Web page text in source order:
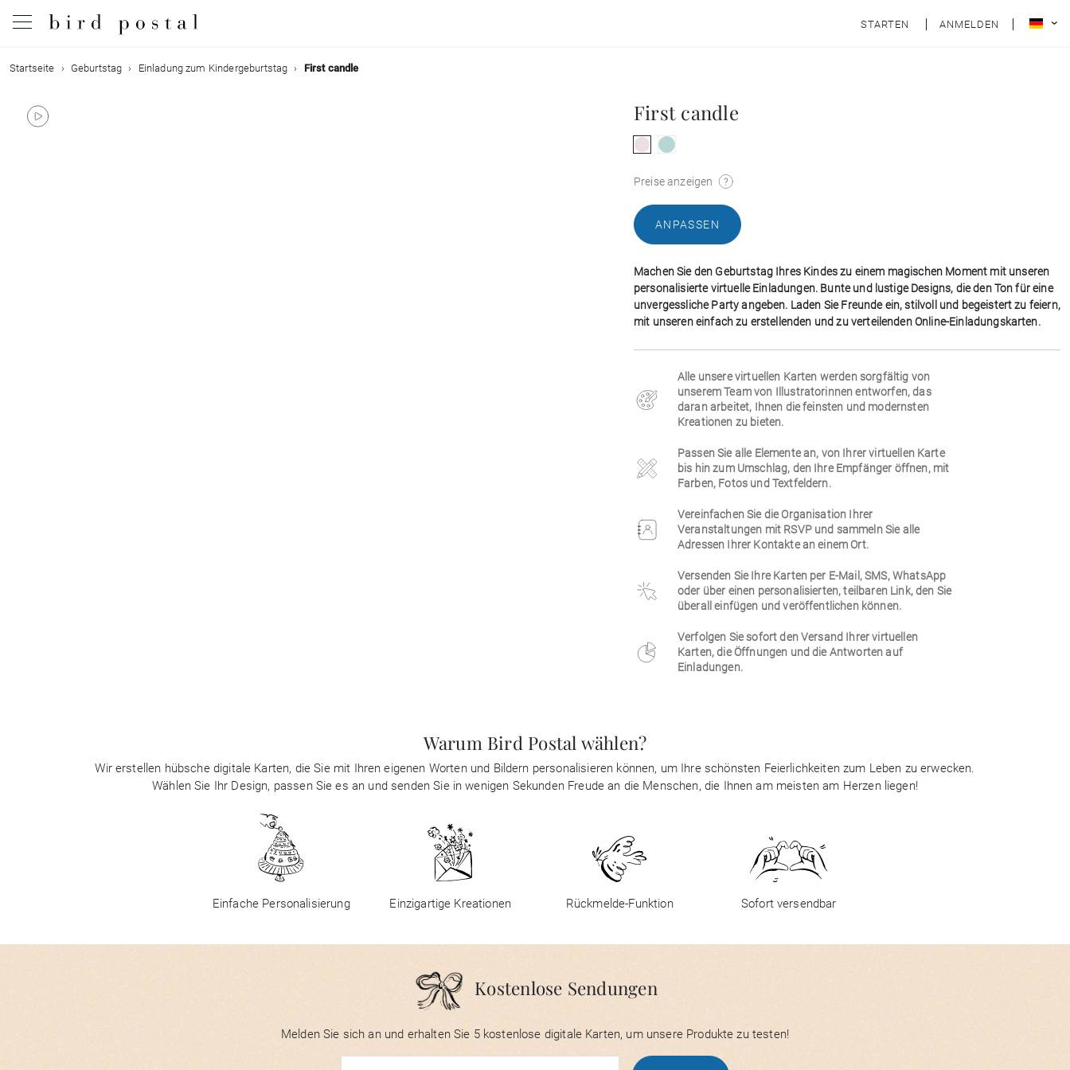
STARTEN ANMELDEN
Hochzeit
Geburt
Startseite Geburtstag Einladung zum Kindergeburtstag First candle
First candle
Preise anzeigen
ANPASSEN
Machen Sie den Geburtstag Ihres Kindes zu einem magischen Moment mit unseren
personalisierte virtuelle Einladungen. Bunte und lustige Designs, die den Ton für eine
unvergessliche Party angeben. Laden Sie Freunde ein, stilvoll und begeistert zu feiern,
mit unseren einfach zu erstellenden und zu verteilenden Online-Einladungskarten.
Alle unsere virtuellen Karten werden sorgfältig von
unserem Team von Illustratorinnen entworfen, das
daran arbeitet, Ihnen die feinsten und modernsten
Kreationen zu bieten.
Passen Sie alle Elemente an, von Ihrer virtuellen Karte
bis hin zum Umschlag, den Ihre Empfänger öffnen, mit
Farben, Fotos und Textfeldern.
Vereinfachen Sie die Organisation Ihrer
Veranstaltungen mit RSVP und sammeln Sie alle
Adressen Ihrer Kontakte an einem Ort.
Versenden Sie Ihre Karten per E-Mail, SMS, WhatsApp
oder über einen personalisierten, teilbaren Link, den Sie
überall einfügen und veröffentlichen können.
Verfolgen Sie sofort den Versand Ihrer virtuellen
Karten, die Öffnungen und die Antworten auf
Einladungen.
Warum Bird Postal wählen?
Wir erstellen hübsche digitale Karten, die Sie mit Ihren eigenen Worten und Bildern personalisieren können, um Ihre schönsten Feierlichkeiten zum Leben zu erwecken.
Wählen Sie Ihr Design, passen Sie es an und senden Sie in wenigen Sekunden Freude an die Menschen, die Ihnen am meisten am Herzen liegen!
Einfache Personalisierung Einzigartige Kreationen Rückmelde-Funktion Sofort versendbar
Kostenlose Sendungen
Melden Sie sich an und erhalten Sie 5 kostenlose digitale Karten, um unsere Produkte zu testen!